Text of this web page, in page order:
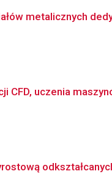
metalicznych
uczenia